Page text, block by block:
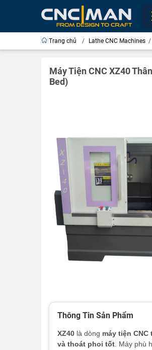
Trang chủ / Lathe CNC Machines /
Máy Tiện CNC XZ40
Bed)
Thông Tin Sản Phẩm
XZ40 là dòng máy tiện
và thoát phoi tốt . Máy phù